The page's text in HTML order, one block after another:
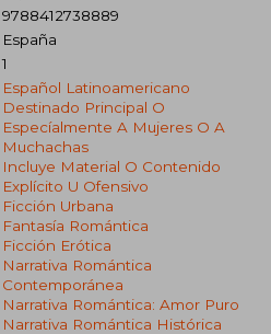
9788412738889
España
1
Español Latinoamericano
Destinado Principal O
Especíalmente A Mujeres O A
Muchachas
Incluye Material O Contenido
Explícito U Ofensivo
Ficción Urbana
Fantasía Romántica
Ficción Erótica
Narrativa Romántica
Contemporánea
Narrativa Romántica: Amor Puro
Narrativa Romántica Histórica